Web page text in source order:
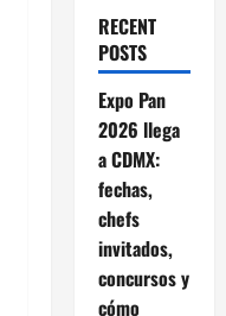
RECENT
POSTS
Expo Pan
2026 llega
a CDMX:
fechas,
chefs
invitados,
concursos y
cómo